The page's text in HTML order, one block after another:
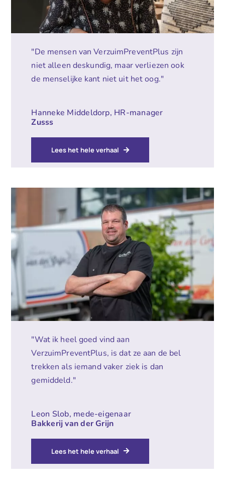
"De mensen van VerzuimPreventPlus zijn
niet alleen deskundig, maar verliezen ook
de menselijke kant niet uit het oog."
Hanneke Middeldorp, HR-manager
Zusss
Lees het hele verhaal
"Wat ik heel goed vind aan
VerzuimPreventPlus, is dat ze aan de bel
trekken als iemand vaker ziek is dan
gemiddeld."
Leon Slob, mede-eigenaar
Bakkerij van der Grijn
Lees het hele verhaal